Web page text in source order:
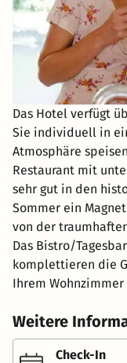
Das Hotel verfügt
Sie individuell in
Atmosphäre
Restaurant mit
sehr gut in den
Sommer ein
von der
Das Bistro/
komplettieren die
Ihrem Wohnzimmer
Weitere
Check-In